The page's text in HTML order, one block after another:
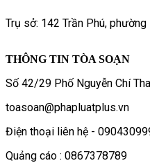
Trụ sở: 142 Trần Phú,
THÔNG TIN TÒA SOẠN
Số 42/29 Phố Nguyễn Chí
toasoan@phapluatplus.vn
Điện thoại liên hệ -
Quảng cáo : 0867378789